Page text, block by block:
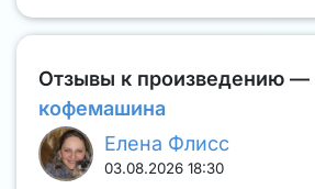
Отзывы к произведению —
кофемашина
Елена Флисс
03.08.2026 18:30